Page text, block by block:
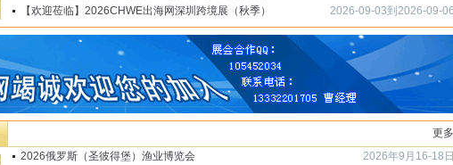
【欢迎莅临】2026CHWE出海网深圳跨境展（秋季）
2026-09-03到2026-09-06
更多
2026俄罗斯（圣彼得堡）渔业博览会
2026年9月16-18日